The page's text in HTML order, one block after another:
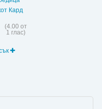
Кард
(4.00 от
1 глас)